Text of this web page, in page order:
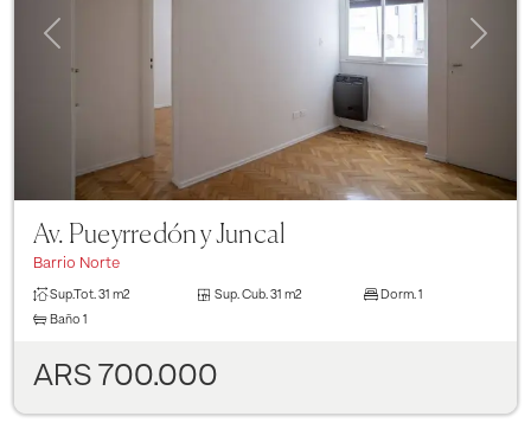
Previous
Av. Pueyrredón y Juncal
Barrio Norte
Sup.Tot.31 m2 Sup. Cub. 31 m2 Dorm. 1
Baño 1
ARS 700.000